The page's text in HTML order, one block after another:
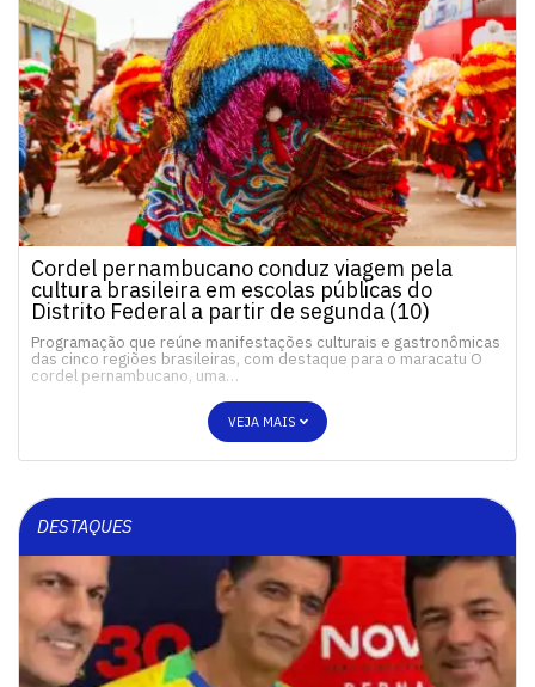
Cordel pernambucano conduz viagem pela
cultura brasileira em escolas públicas do
Distrito Federal a partir de segunda (10)
Programação que reúne manifestações culturais e gastronômicas
das cinco regiões brasileiras, com destaque para o maracatu O
cordel pernambucano, uma…
VEJA MAIS
DESTAQUES